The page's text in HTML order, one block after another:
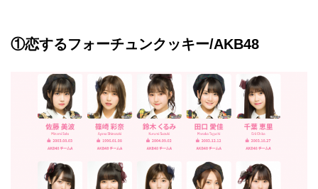
①恋するフォーチュンクッキー/AKB48